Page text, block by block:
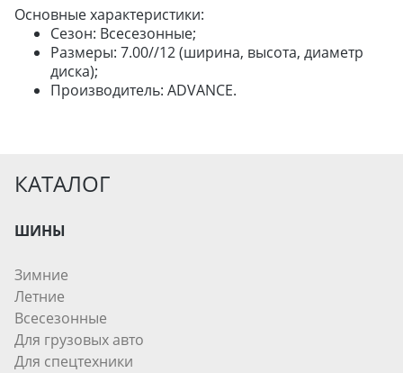
ШИНЫ
ДИСКИ
АККУМУЛЯТОРЫ
Основные характеристики:
Сезон: Всесезонные;
Размеры: 7.00//12 (ширина, высота, диаметр
диска);
Производитель: ADVANCE.
КАТАЛОГ
ШИНЫ
Зимние
Летние
Всесезонные
Для грузовых авто
Для спецтехники